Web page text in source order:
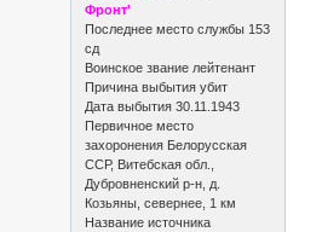
Фронт'
Последнее место службы 153
сд
Воинское звание лейтенант
Причина выбытия убит
Дата выбытия 30.11.1943
Первичное место
захоронения Белорусская
ССР, Витебская обл.,
Дубровненский р-н, д.
Козьяны, севернее, 1 км
Название источника